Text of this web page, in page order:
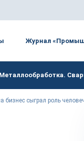
Журнал
Металлообработка.
бизнес сыграл роль